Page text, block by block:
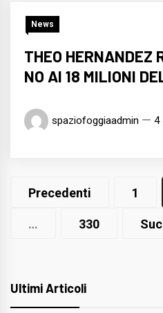
News
THEO HERNANDEZ
NO AI 18 MILIONI
spaziofoggiaadmin 4
Navigazione
Precedenti 1
… 330
Ultimi Articoli